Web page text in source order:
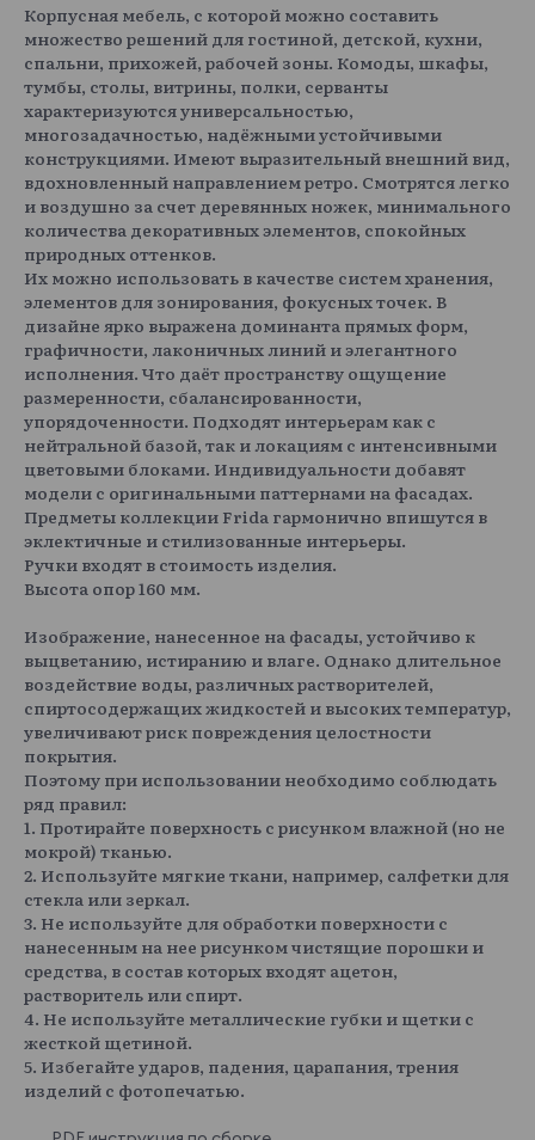
Корпусная мебель, с которой можно составить
множество решений для гостиной, детской, кухни,
спальни, прихожей, рабочей зоны. Комоды, шкафы,
тумбы, столы, витрины, полки, серванты
характеризуются универсальностью,
многозадачностью, надёжными устойчивыми
конструкциями. Имеют выразительный внешний вид,
вдохновленный направлением ретро. Смотрятся легко
и воздушно за счет деревянных ножек, минимального
количества декоративных элементов, спокойных
природных оттенков.
Их можно использовать в качестве систем хранения,
элементов для зонирования, фокусных точек. В
дизайне ярко выражена доминанта прямых форм,
графичности, лаконичных линий и элегантного
исполнения. Что даёт пространству ощущение
размеренности, сбалансированности,
упорядоченности. Подходят интерьерам как с
нейтральной базой, так и локациям с интенсивными
цветовыми блоками. Индивидуальности добавят
модели с оригинальными паттернами на фасадах.
Предметы коллекции Frida гармонично впишутся в
эклектичные и стилизованные интерьеры.
Ручки входят в стоимость изделия.
Высота опор 160 мм.
Изображение, нанесенное на фасады, устойчиво к
выцветанию, истиранию и влаге. Однако длительное
воздействие воды, различных растворителей,
спиртосодержащих жидкостей и высоких температур,
увеличивают риск повреждения целостности
покрытия.
Поэтому при использовании необходимо соблюдать
ряд правил:
1. Протирайте поверхность с рисунком влажной (но не
мокрой) тканью.
2. Используйте мягкие ткани, например, салфетки для
стекла или зеркал.
3. Не используйте для обработки поверхности с
нанесенным на нее рисунком чистящие порошки и
средства, в состав которых входят ацетон,
растворитель или спирт.
4. Не используйте металлические губки и щетки с
жесткой щетиной.
5. Избегайте ударов, падения, царапания, трения
изделий с фотопечатью.